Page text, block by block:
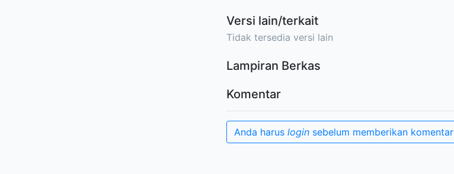
Versi lain/terkait
Tidak tersedia versi lain
Lampiran Berkas
Komentar
Anda harus login sebelum memberikan komentar